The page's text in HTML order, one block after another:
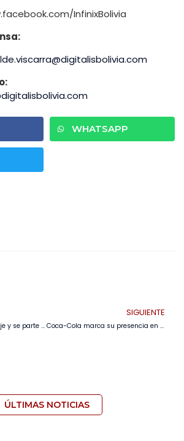
InfinixBolivia
WHATSAPP
Vive el ciclo del reciclaje y se parte del cambio en Expocruz 2024
SIGUIENTE
Coca-Cola marca su presencia en la Expocruz 2024 con Coke Studio™
ÚLTIMAS NOTICIAS